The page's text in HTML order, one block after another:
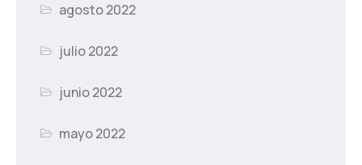
agosto 2022
julio 2022
junio 2022
mayo 2022